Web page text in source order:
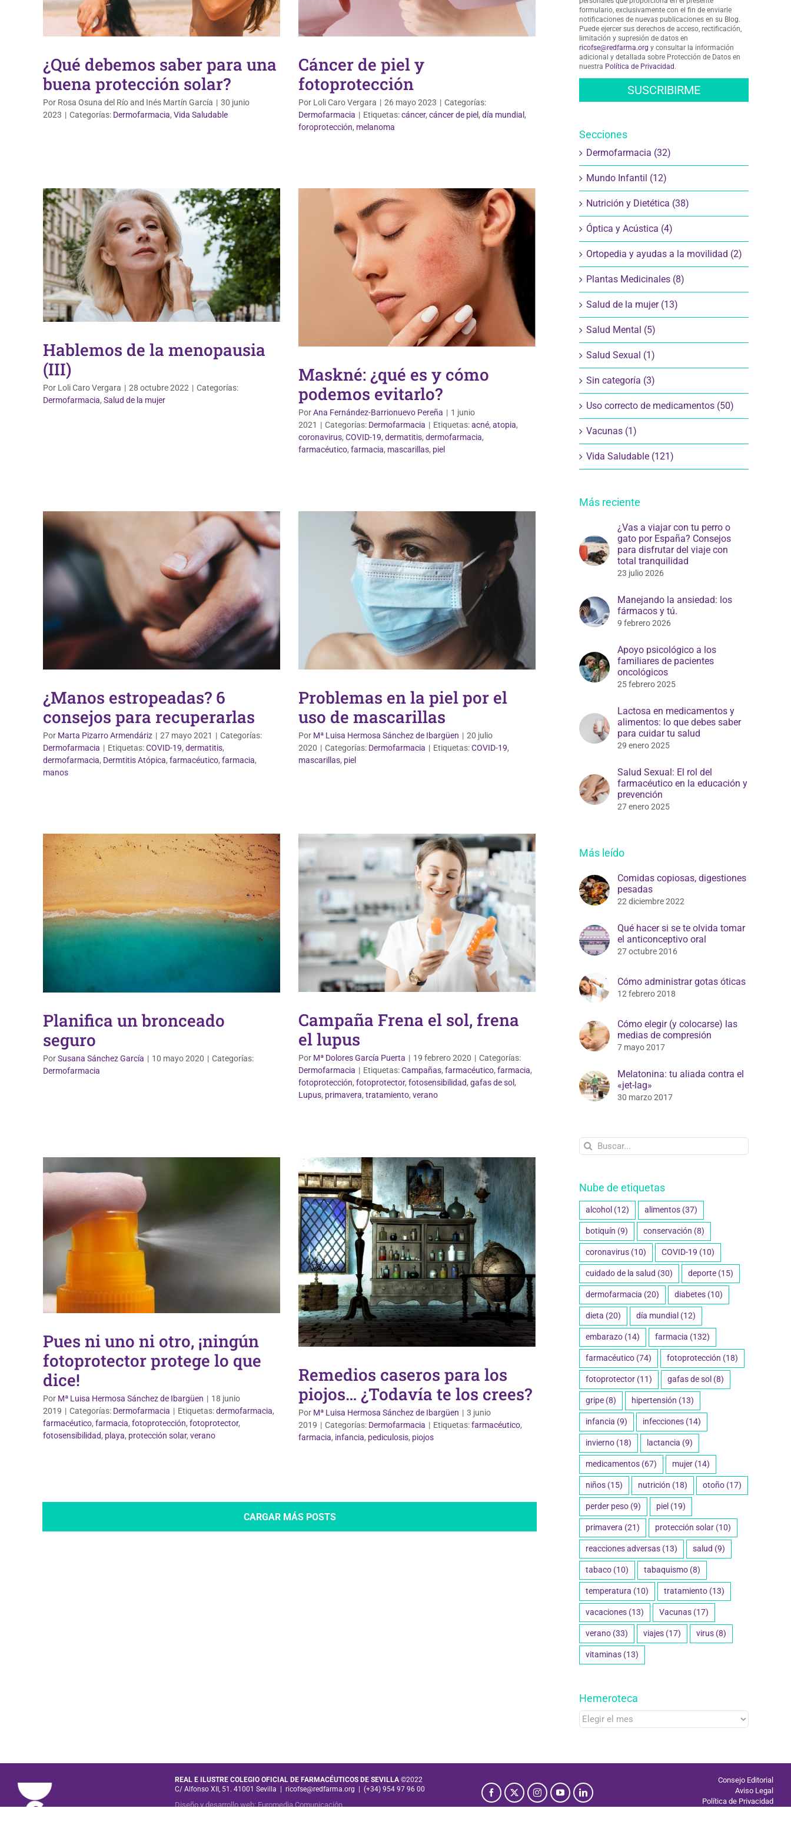
¿Qué debemos saber para una
buena protección solar?
Por Rosa Osuna del Ríoand Inés Martín García | 30 junio
2023 | Categorías: Dermofarmacia, Vida Saludable
Cáncer de piel y
fotoprotección
Por Loli Caro Vergara | 26 mayo 2023 | Categorías:
Dermofarmacia | Etiquetas:cáncer, cáncer de piel , día mundial ,
foroprotección, melanoma
Hablemos de la menopausia
(III)
Por Loli Caro Vergara | 28 octubre 2022 | Categorías:
Dermofarmacia, Salud de la mujer
Dermofarmacia
Maskné: ¿qué es y cómo
podemos evitarlo?
PorAna Fernández-Barrionuevo Pereña | 1 junio
2021 | Categorías: Dermofarmacia | Etiquetas:acné, atopia,
coronavirus, COVID-19, dermatitis, dermofarmacia,
farmacéutico, farmacia, mascarillas, piel
¿Manos estropeadas? 6
consejos para recuperarlas
Por Marta Pizarro Armendáriz | 27 mayo 2021 | Categorías:
Dermofarmacia | Etiquetas:COVID-19, dermatitis,
dermofarmacia, Dermtitis Atópica, farmacéutico, farmacia,
manos
Dermofarmacia
Problemas en la piel por el
uso de mascarillas
Por Mª Luisa Hermosa Sánchez de Ibargüen | 20 julio
2020 | Categorías: Dermofarmacia | Etiquetas:COVID-19,
mascarillas, piel
Dermofarmacia
Planifica un bronceado
seguro
PorSusana Sánchez García | 10 mayo 2020 | Categorías:
Dermofarmacia
Campaña Frena el sol, frena
el lupus
Por Mª Dolores García Puerta | 19 febrero 2020 | Categorías:
Dermofarmacia | Etiquetas:Campañas, farmacéutico, farmacia,
fotoprotección, fotoprotector, fotosensibilidad, gafas de sol,
Lupus, primavera, tratamiento, verano
Pues ni uno ni otro, ¡ningún
fotoprotector protege lo que
dice!
Por Mª Luisa Hermosa Sánchez de Ibargüen | 18 junio
2019 | Categorías: Dermofarmacia | Etiquetas:dermofarmacia,
farmacéutico, farmacia, fotoprotección, fotoprotector,
fotosensibilidad, playa, protección solar, verano
Dermofarmacia
Remedios caseros para los
piojos… ¿Todavía te los crees?
Por Mª Luisa Hermosa Sánchez de Ibargüen | 3 junio
2019 | Categorías: Dermofarmacia | Etiquetas:farmacéutico,
farmacia, infancia, pediculosis, piojos
CARGAR MÁS POSTS
formulario, exclusivamente con el fin de enviarle
notificaciones de nuevas publicaciones en su Blog.
Puede ejercer sus derechos de acceso, rectificación,
limitación y supresión de datos en
ricofse@redfarma.org y consultar la información
adicional y detallada sobre Protección de Datos en
nuestra Política de Privacidad .
Secciones
Dermofarmacia (32)
Mundo Infantil (12)
Nutrición y Dietética (38)
Óptica y Acústica (4)
Ortopedia y ayudas a la movilidad (2)
Plantas Medicinales (8)
Salud de la mujer (13)
Salud Mental (5)
Salud Sexual (1)
Sin categoría (3)
Uso correcto de medicamentos (50)
Vacunas (1)
Vida Saludable (121)
Más reciente
¿Vas a viajar con tu perro o
gato por España? Consejos
para disfrutar del viaje con
total tranquilidad
23 julio 2026
Manejando la ansiedad: los
fármacos y tú.
9 febrero 2026
Apoyo psicológico a los
familiares de pacientes
oncológicos
25 febrero 2025
Lactosa en medicamentos y
alimentos: lo que debes saber
para cuidar tu salud
29 enero 2025
Salud Sexual: El rol del
farmacéutico en la educación y
prevención
27 enero 2025
Más leído
Comidas copiosas, digestiones
pesadas
22 diciembre 2022
Qué hacer si se te olvida tomar
el anticonceptivo oral
27 octubre 2016
Cómo administrar gotas óticas
12 febrero 2018
Cómo elegir (y colocarse) las
medias de compresión
7 mayo 2017
Melatonina: tu aliada contra el
«jet-lag»
30 marzo 2017
Buscar:
Nube de etiquetas
alcohol (12) alimentos (37)
botiquín (9) conservación (8)
coronavirus (10) COVID-19 (10)
cuidado de la salud (30) deporte (15)
dermofarmacia (20) diabetes (10)
dieta (20) día mundial (12)
embarazo (14) farmacia (132)
farmacéutico (74) fotoprotección (18)
fotoprotector (11) gafas de sol (8)
gripe (8) hipertensión (13)
infancia (9) infecciones (14)
invierno (18) lactancia (9)
medicamentos (67) mujer (14)
niños (15) nutrición (18) otoño (17)
perder peso (9) piel (19)
primavera (21) protección solar (10)
reacciones adversas (13) salud (9)
tabaco (10) tabaquismo (8)
temperatura (10) tratamiento (13)
vacaciones (13) Vacunas (17)
verano (33) viajes (17) virus (8)
vitaminas (13)
Hemeroteca
Hemeroteca
REAL E ILUSTRE COLEGIO OFICIAL DE FARMACÉUTICOS DE SEVILLA ©2022
C/ Alfonso XII, 51. 41001 Sevilla |ricofse@redfarma.org |(+34) 954 97 96 00
Diseño y desarrollo web:Euromedia Comunicación
Consejo Editorial
Aviso Legal
Política de Privacidad